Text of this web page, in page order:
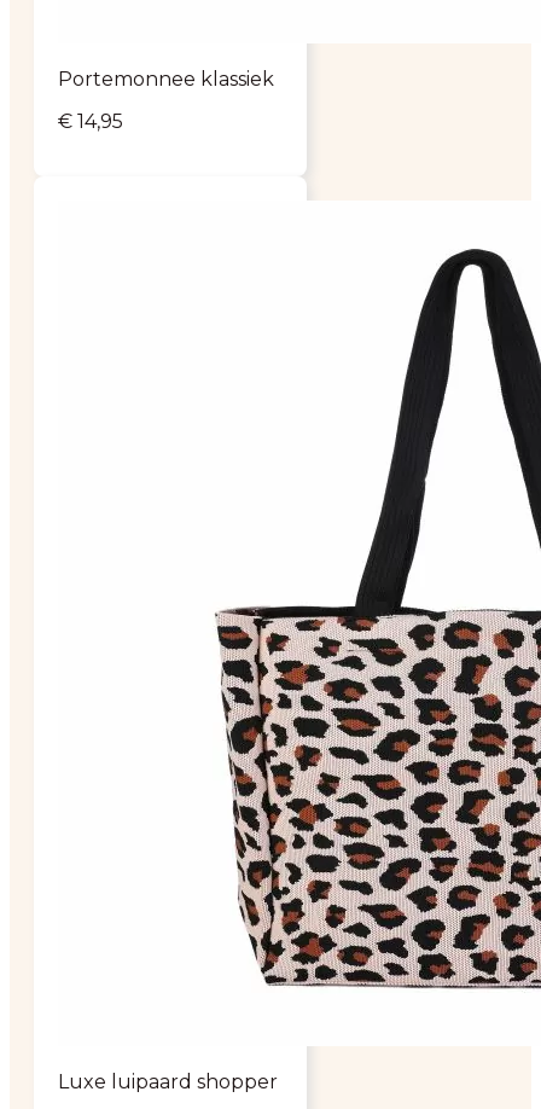
Portemonnee klassiek
€ 14,95
Luxe luipaard shopper